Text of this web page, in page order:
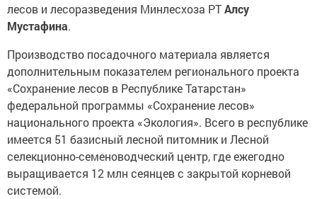
лесов и лесоразведения Минлесхоза РТАлсу
Мустафина.
Производство посадочного материала является
дополнительным показателем регионального проекта
«Сохранение лесов в Республике Татарстан»
федеральной программы «Сохранение лесов»
национального проекта «Экология». Всего в республике
имеется 51 базисный лесной питомник и Лесной
селекционно-семеноводческий центр, где ежегодно
выращивается 12 млн сеянцев с закрытой корневой
системой.